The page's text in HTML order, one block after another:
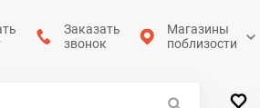
Заказать
звонок
Магазины
поблизости